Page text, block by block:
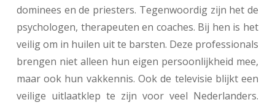
dominees en de priesters. Tegenwoordig zijn het de
psychologen, therapeuten en coaches. Bij hen is het
veilig om in huilen uit te barsten. Deze professionals
brengen niet alleen hun eigen persoonlijkheid mee,
maar ook hun vakkennis. Ook de televisie blijkt een
veilige uitlaatklep te zijn voor veel Nederlanders.